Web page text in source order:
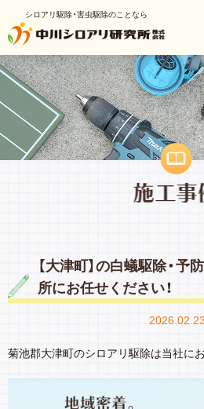
シロアリ駆除・害虫駆除のことなら
【大津町】の白蟻駆除・
所にお任せください！
2026.02.23
菊池郡大津町のシロアリ駆除は当社に